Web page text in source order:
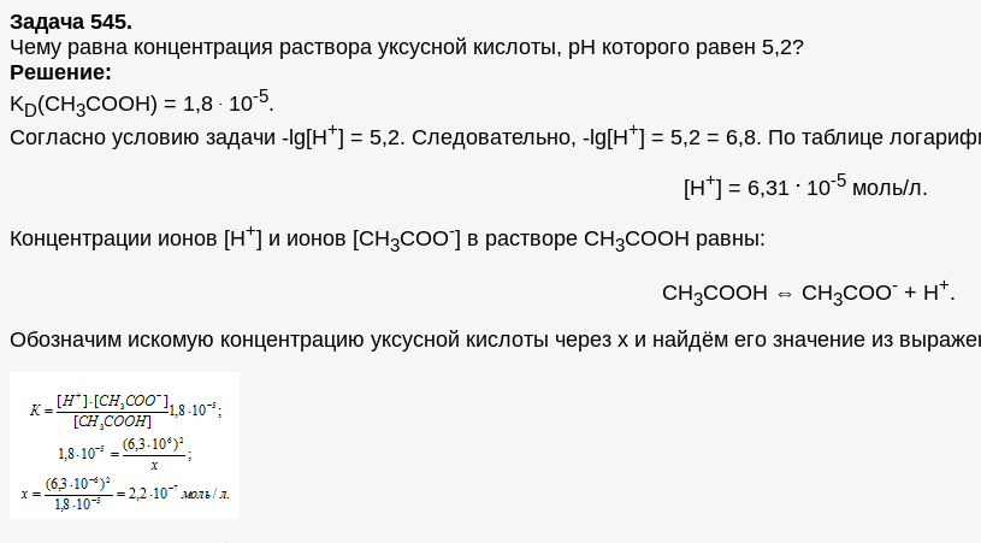
Задача 545.
Чему равна концентрация раствора уксусной кислоты, рН которого равен 5,2?
Решение:
KD(CH3COOH) = 1,8 10-5.
Согласно условию задачи -lg[H+] = 5,2. Следовательно, -lg[H+] = 5,2 = 6,8. По таблице
[H+] = 6,31 . 10-5 моль/л.
Концентрации ионов [H+] и ионов [CH3COO-] в растворе CH3COOH равны:
CH3COOH ⇔ CH3COO- + H+.
Обозначим искомую концентрацию уксусной кислоты через x и найдём его значение из